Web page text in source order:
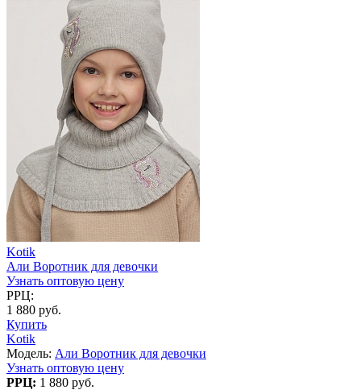
Kotik
Али Воротник для девочки
Узнать оптовую цену
РРЦ:
1 880 руб.
Купить
Kotik
Модель: Али Воротник для девочки
Узнать оптовую цену
РРЦ: 1 880 руб.